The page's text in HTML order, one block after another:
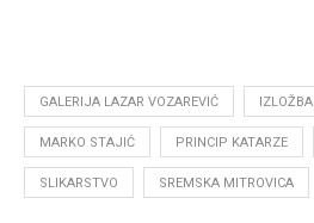
GALERIJA LAZAR VOZAREVIĆ IZLOŽBA
MARKO STAJIĆ PRINCIP KATARZE
SLIKARSTVO SREMSKA MITROVICA